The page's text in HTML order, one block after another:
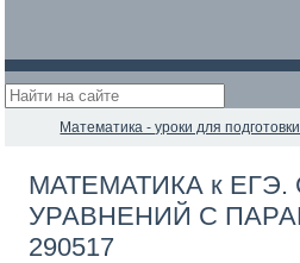
Математика - уроки для
МАТЕМАТИКА к
УРАВНЕНИЙ С
290517